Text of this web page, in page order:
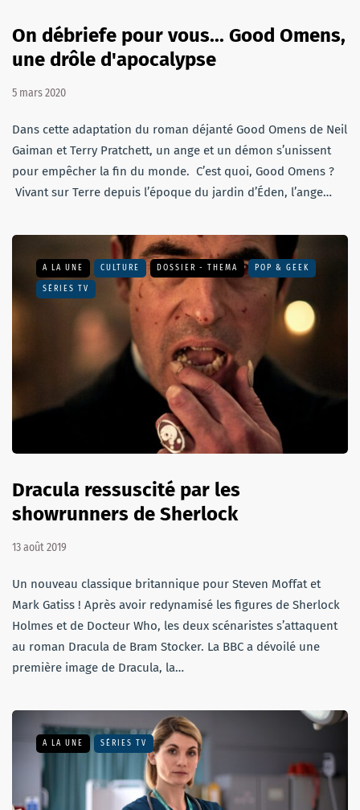
On débriefe pour vous... Good Omens,
une drôle d'apocalypse
5 mars 2020
Dans cette adaptation du roman déjanté Good Omens de Neil
Gaiman et Terry Pratchett, un ange et un démon s’unissent
pour empêcher la fin du monde. C’est quoi, Good Omens ?
Vivant sur Terre depuis l’époque du jardin d’Éden, l’ange…
A LA UNE CULTURE DOSSIER - THEMA POP & GEEK
SÉRIES TV
Dracula ressuscité par les
showrunners de Sherlock
13 août 2019
Un nouveau classique britannique pour Steven Moffat et
Mark Gatiss ! Après avoir redynamisé les figures de Sherlock
Holmes et de Docteur Who, les deux scénaristes s’attaquent
au roman Dracula de Bram Stocker. La BBC a dévoilé une
première image de Dracula, la…
A LA UNE SÉRIES TV